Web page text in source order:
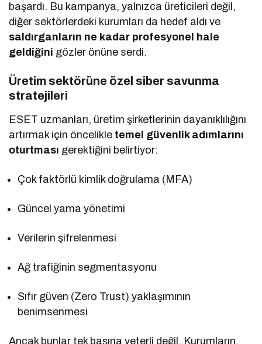
başardı. Bu kampanya, yalnızca üreticileri değil,
diğer sektörlerdeki kurumları da hedef aldı ve
saldırganların ne kadar profesyonel hale
geldiğini gözler önüne serdi.
Üretim sektörüne özel siber savunma
stratejileri
ESET uzmanları, üretim şirketlerinin dayanıklılığını
artırmak için öncelikle temel güvenlik adımlarını
oturtması gerektiğini belirtiyor:
Çok faktörlü kimlik doğrulama (MFA)
Güncel yama yönetimi
Verilerin şifrelenmesi
Ağ trafiğinin segmentasyonu
Sıfır güven (Zero Trust) yaklaşımının
benimsenmesi
Ancak bunlar tek başına yeterli değil. Kurumların,